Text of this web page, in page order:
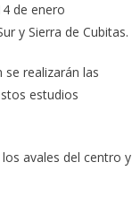
de enero
y Sierra de Cubitas.
se realizarán las
estudios
avales del centro y